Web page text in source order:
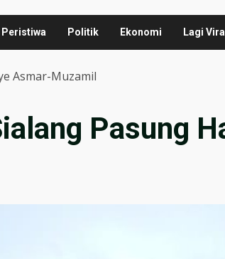
Peristiwa Politik Ekonomi Lagi Viral
Asmar-Muzamil
Pasung